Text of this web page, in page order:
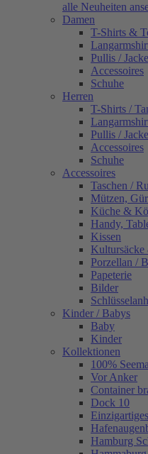
alle Neuheiten
Damen
T-Shirts &
Pullis /
Accessoires
Schuhe
Herren
T-Shirts /
Pullis /
Accessoires
Schuhe
Accessoires
Taschen /
Mützen,
Küche &
Handy,
Kissen
Porzellan /
Papeterie
Bilder
Kinder / Babys
Baby
Kinder
Kollektionen
100%
Vor Anker
Container
Dock 10
Einzigartiges
Hamburg